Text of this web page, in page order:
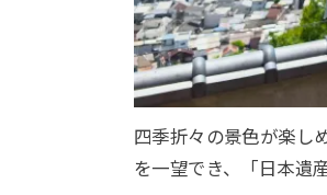
四季折々の景色が楽し
を一望でき、「日本遺